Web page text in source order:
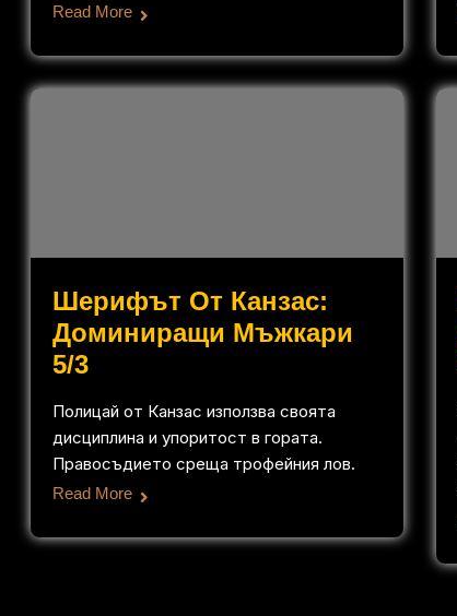
Read More
Шерифът От Канзас:
Доминиращи Мъжкари
5/3
Полицай от Канзас използва своята
дисциплина и упоритост в гората.
Правосъдието среща трофейния лов.
Read More